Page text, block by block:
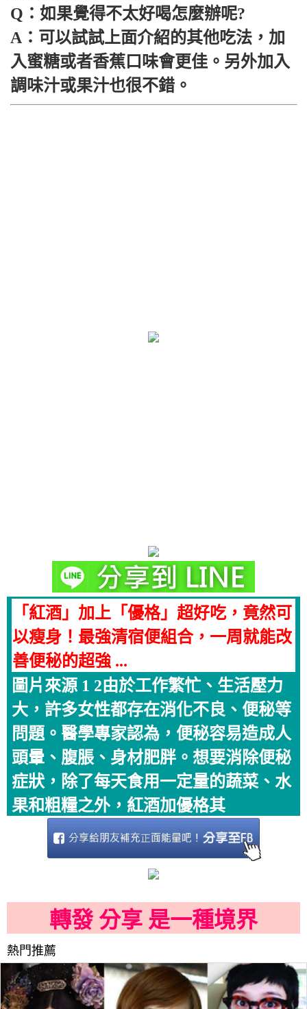
Q：如果覺得不太好喝怎麼辦呢?
A：可以試試上面介紹的其他吃法，加
入蜜糖或者香蕉口味會更佳。另外加入
調味汁或果汁也很不錯。
「紅酒」加上「優格」超好吃，竟然可
以瘦身！最強清宿便組合，一周就能改
善便秘的超強 ...
圖片來源 1 2由於工作繁忙、生活壓力
大，許多女性都存在消化不良、便秘等
問題。醫學專家認為，便秘容易造成人
頭暈、腹脹、身材肥胖。想要消除便秘
症狀，除了每天食用一定量的蔬菜、水
果和粗糧之外，紅酒加優格其
轉發 分享 是一種境界
熱門推薦